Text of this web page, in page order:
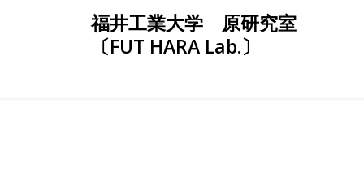
福井工業大学 原研究室
〔FUT HARA Lab.〕